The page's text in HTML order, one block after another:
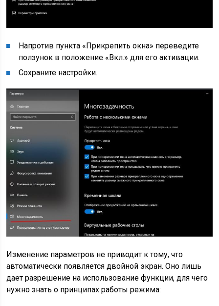
Напротив пункта «Прикрепить окна» переведите
ползунок в положение «Вкл.» для его активации.
Сохраните настройки.
Изменение параметров не приводит к тому, что
автоматически появляется двойной экран. Оно лишь
дает разрешение на использование функции, для чего
нужно знать о принципах работы режима: